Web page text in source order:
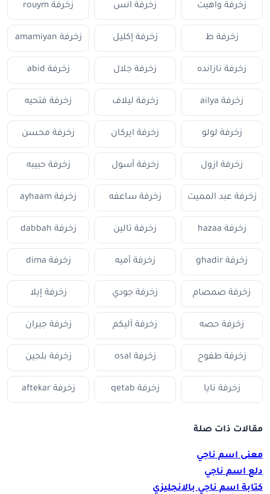
زخرفة واهيت زخرفة انس زخرفة rouym
زخرفة ط زخرفة إكليل زخرفة amamiyan
زخرفة نازانده زخرفة جلال زخرفة abid
زخرفة ailya زخرفة ليلاف زخرفة فتحيه
زخرفة لولو زخرفة ايركان زخرفة محسن
زخرفة ازول زخرفة أسول زخرفة حبيبه
زخرفة عبد المميت زخرفة ساعفه زخرفة ayhaam
زخرفة hazaa زخرفة تالين زخرفة dabbah
زخرفة ghadir زخرفة أميه زخرفة dima
زخرفة صمصام زخرفة جودي زخرفة إيلا
زخرفة حصه زخرفة آليكم زخرفة جبران
زخرفة طفوح زخرفة osal زخرفة بلجين
زخرفة نايا زخرفة qetab زخرفة aftekar
مقالات ذات صلة
معنى اسم ناجي
دلع اسم ناجي
كتابة اسم ناجي بالانجليزي